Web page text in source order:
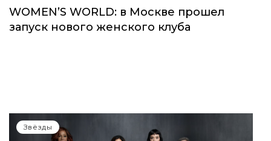
WOMEN’S WORLD: в Москве прошел
запуск нового женского клуба
Звёзды